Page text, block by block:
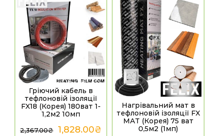
Гріючий кабель в
тефлоновій ізоляції
FX18 (Корея) 180ват 1-
1,2м2 10мп
2,367.00₴ 1,828.00₴
Нагрівальний мат в
тефлоновій ізоляції FX
MAT (Корея) 75 ват
0,5м2 (1мп)